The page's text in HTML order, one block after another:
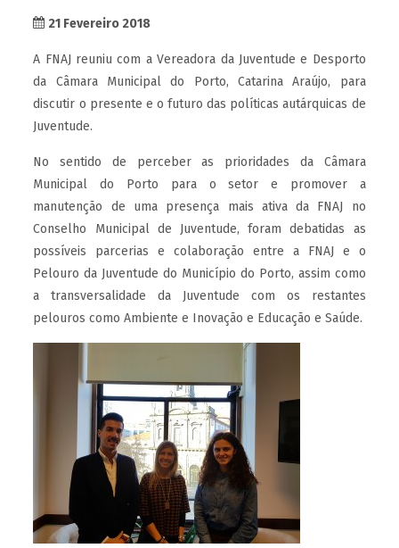
21 Fevereiro 2018
A FNAJ reuniu com a Vereadora da Juventude e Desporto
da Câmara Municipal do Porto, Catarina Araújo, para
discutir o presente e o futuro das políticas autárquicas de
Juventude.
No sentido de perceber as prioridades da Câmara
Municipal do Porto para o setor e promover a
manutenção de uma presença mais ativa da FNAJ no
Conselho Municipal de Juventude, foram debatidas as
possíveis parcerias e colaboração entre a FNAJ e o
Pelouro da Juventude do Município do Porto, assim como
a transversalidade da Juventude com os restantes
pelouros como Ambiente e Inovação e Educação e Saúde.